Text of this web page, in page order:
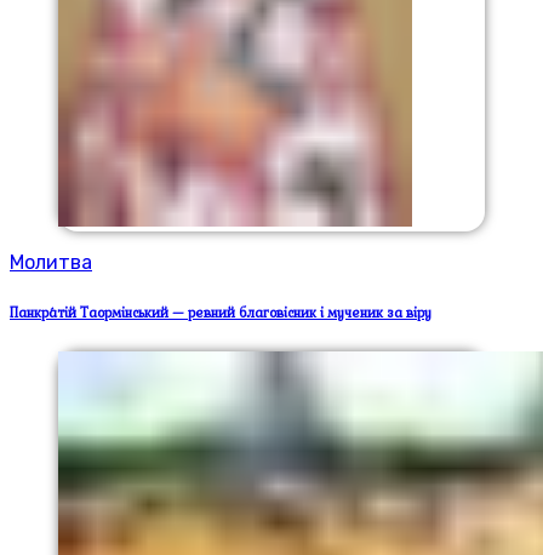
Молитва
Панкра́тій Таормінський — ревний благовісник і мученик за віру